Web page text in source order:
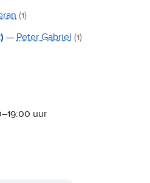
(1)
— Peter Gabriel (1)
–19:00 uur